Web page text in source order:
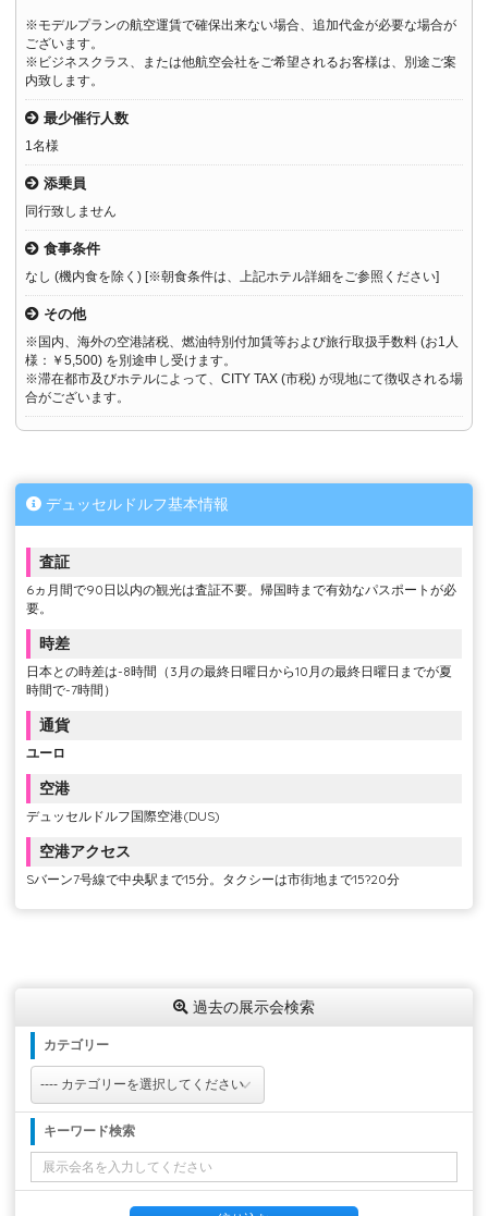
※モデルプランの航空運賃で確保出来ない場合、追加代金が必要な場合が
ございます。
※ビジネスクラス、または他航空会社をご希望されるお客様は、別途ご案
内致します。
最少催行人数
1名様
添乗員
同行致しません
食事条件
なし (機内食を除く) [※朝食条件は、上記ホテル詳細をご参照ください]
その他
※国内、海外の空港諸税、燃油特別付加賃等および旅行取扱手数料 (お1人
様：￥5,500) を別途申し受けます。
※滞在都市及びホテルによって、CITY TAX (市税) が現地にて徴収される場
合がございます。
デュッセルドルフ基本情報
査証
6ヵ月間で90日以内の観光は査証不要。帰国時まで有効なパスポートが必
要。
時差
日本との時差は-8時間（3月の最終日曜日から10月の最終日曜日までが夏
時間で-7時間）
通貨
ユーロ
空港
デュッセルドルフ国際空港(DUS)
空港アクセス
Sバーン7号線で中央駅まで15分。タクシーは市街地まで15?20分
過去の展示会検索
カテゴリー
キーワード検索